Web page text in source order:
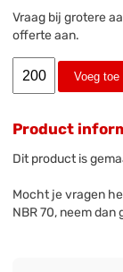
Vraag bij grotere
offerte aan.
Voeg
Product
Dit product is
Mocht je vragen
NBR 70, neem dan